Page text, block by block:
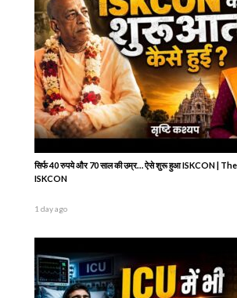
सिर्फ 40 रुपये और 70 साल की उम्र… ऐसे शुरू हुआ ISKCON |
ISKCON
1 day ago